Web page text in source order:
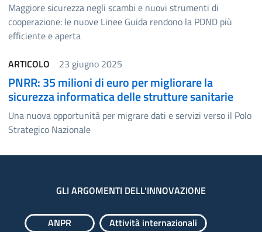
Maggiore sicurezza negli scambi e nuovi strumenti di
cooperazione: le nuove Linee Guida rendono la PDND più
efficiente e aperta
ARTICOLO
23 giugno 2025
PNRR: 35 milioni di euro per migliorare la
sicurezza informatica delle strutture sanitarie
Una nuova opportunità per migrare dati e servizi verso il Polo
Strategico Nazionale
GLI ARGOMENTI DELL'INNOVAZIONE
ANPR
Attività internazionali